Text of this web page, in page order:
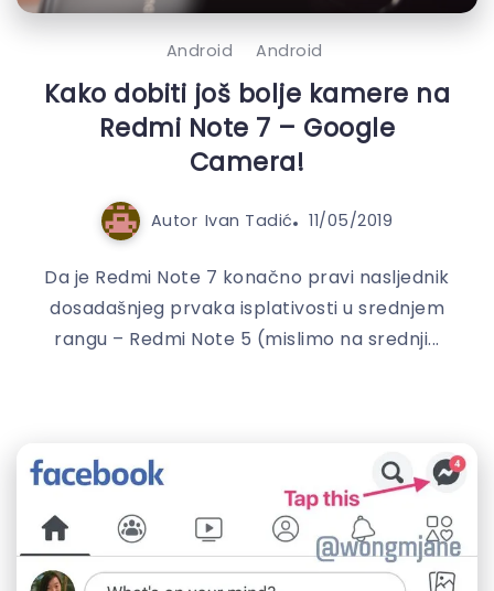
Android Android
Kako dobiti još bolje kamere na
Redmi Note 7 – Google
Camera!
Autor Ivan Tadić 11/05/2019
Da je Redmi Note 7 konačno pravi nasljednik
dosadašnjeg prvaka isplativosti u srednjem
rangu – Redmi Note 5 (mislimo na srednji...